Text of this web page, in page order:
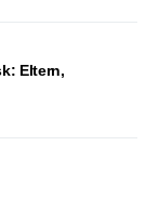
Eltern,